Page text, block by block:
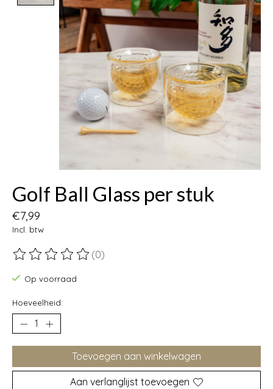
Golf Ball Glass per stuk
€7,99
Incl. btw
De beoordeling van dit product is
(0)
Op voorraad
Hoeveelheid:
Toevoegen aan winkelwagen
Aan verlanglijst toevoegen